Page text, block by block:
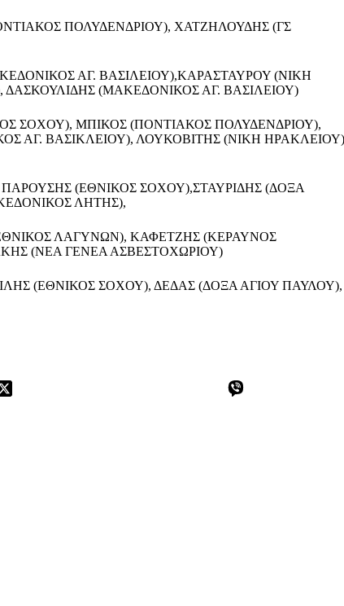
ΠΟΛΥΔΕΝΔΡΙΟΥ), ΧΑΤΖΗΛΟΥΔΗΣ (ΓΣ
ΑΓ. ΒΑΣΙΛΕΙΟΥ),ΚΑΡΑΣΤΑΥΡΟΥ (ΝΙΚΗ
(ΜΑΚΕΔΟΝΙΚΟΣ ΑΓ. ΒΑΣΙΛΕΙΟΥ)
ΣΟΧΟΥ), ΜΠΙΚΟΣ (ΠΟΝΤΙΑΚΟΣ ΠΟΛΥΔΕΝΔΡΙΟΥ),
ΑΓ. ΒΑΣΙΚΛΕΙΟΥ), ΛΟΥΚΟΒΙΤΗΣ (ΝΙΚΗ
(ΕΘΝΙΚΟΣ ΣΟΧΟΥ),ΣΤΑΥΡΙΔΗΣ (ΔΟΞΑ
ΛΗΤΗΣ),
ΛΑΓΥΝΩΝ), ΚΑΦΕΤΖΗΣ (ΚΕΡΑΥΝΟΣ
(ΝΕΑ ΓΕΝΕΑ ΑΣΒΕΣΤΟΧΩΡΙΟΥ)
(ΕΘΝΙΚΟΣ ΣΟΧΟΥ), ΔΕΔΑΣ (ΔΟΞΑ ΑΓΙΟΥ ΠΑΥΛΟΥ),